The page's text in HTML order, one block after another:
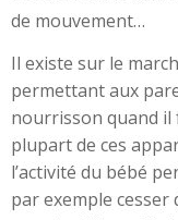
de mouvement…
Il existe sur le
permettant aux
nourrisson quand il
plupart de ces
l’activité du bébé
par exemple cesser